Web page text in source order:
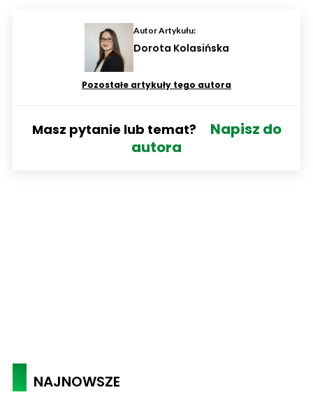
Autor Artykułu:
Dorota Kolasińska
Pozostałe artykuły tego autora
Masz pytanie lub temat?
Napisz do
autora
NAJNOWSZE